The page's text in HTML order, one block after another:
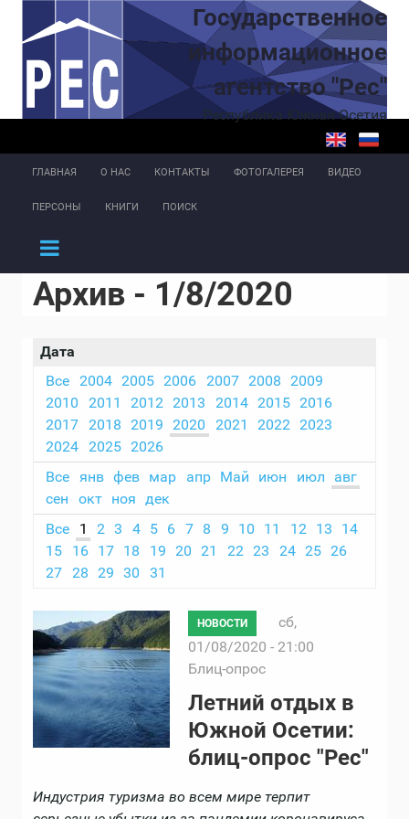
Перейти к основному содержаниюГосударственное
информационное
агентство "Рес"
Республика Южная Осетия
ГЛАВНАЯ О НАС КОНТАКТЫ ФОТОГАЛЕРЕЯ ВИДЕО
ПЕРСОНЫ КНИГИ ПОИСК
Архив - 1/8/2020
Дата
Все
2004 2005 2006 2007 2008
2009
2010
2011 2012 2013 2014 2015 2016
2017
2018 2019 2020 2021 2022 2023
2024
2025
2026
Все янв фев мар апр Май июн июл
авг
сен
окт ноя дек
Все
1 2 3 4 5 6 7 8 9 10 11 12 13
14
15
16 17 18 19 20 21 22 23 24 25 26
27
28 29 30 31
НОВОСТИ
сб,
01/08/2020 - 21:00
Блиц-опрос
Летний отдых в
Южной Осетии:
блиц-опрос "Рес"
Индустрия туризма во всем мире терпит